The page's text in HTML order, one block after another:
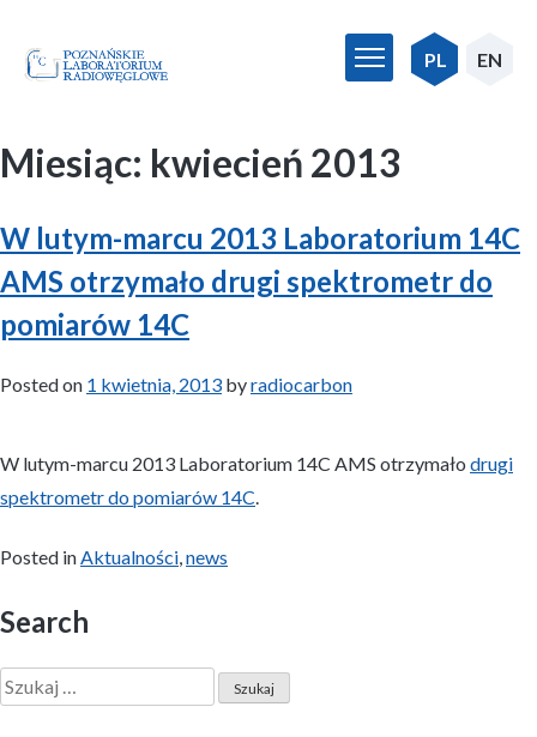
content
PL EN
Miesiąc: kwiecień 2013
W lutym-marcu 2013 Laboratorium 14C
AMS otrzymało drugi spektrometr do
pomiarów 14C
Posted on 1 kwietnia, 2013 byradiocarbon
W lutym-marcu 2013 Laboratorium 14C AMS otrzymało drugi
spektrometr do pomiarów 14C.
Posted inAktualności,news
Search
Szukaj: